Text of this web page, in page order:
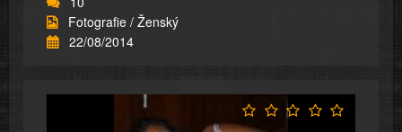
Fotografie / Ženský
22/08/2014